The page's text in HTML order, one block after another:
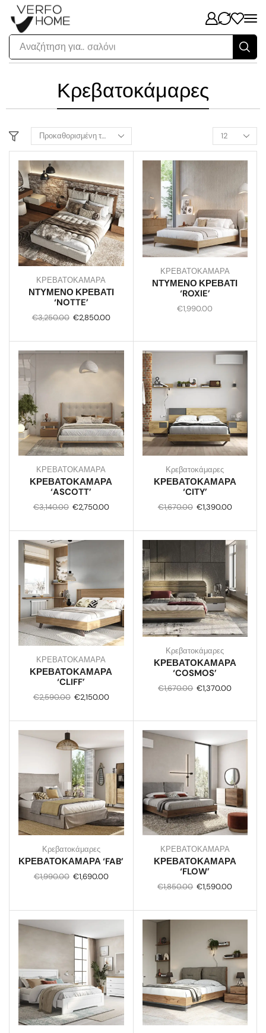
Αναζήτηση για.. σαλόνι
Κρεβατοκάμαρες
ΚΡΕΒΑΤΟΚΑΜΑΡΑ
ΝΤΥΜΕΝΟ ΚΡΕΒΑΤΙ
‘NOTTE’
€3,250.00 €2,850.00
ΚΡΕΒΑΤΟΚΑΜΑΡΑ
ΝΤΥΜΕΝΟ ΚΡΕΒΑΤΙ
‘ROXIE’
€1,990.00
ΚΡΕΒΑΤΟΚΑΜΑΡΑ
ΚΡΕΒΑΤΟΚΑΜΑΡΑ
‘ASCOTT’
€3,140.00 €2,750.00
Κρεβατοκάμαρες
ΚΡΕΒΑΤΟΚΑΜΑΡΑ
‘CITY’
€1,670.00 €1,390.00
ΚΡΕΒΑΤΟΚΑΜΑΡΑ
ΚΡΕΒΑΤΟΚΑΜΑΡΑ
‘CLIFF’
€2,590.00 €2,150.00
Κρεβατοκάμαρες
ΚΡΕΒΑΤΟΚΑΜΑΡΑ
‘COSMOS’
€1,670.00 €1,370.00
Κρεβατοκάμαρες
ΚΡΕΒΑΤΟΚΑΜΑΡΑ ‘FAB’
€1,990.00 €1,690.00
ΚΡΕΒΑΤΟΚΑΜΑΡΑ
ΚΡΕΒΑΤΟΚΑΜΑΡΑ
‘FLOW’
€1,850.00 €1,590.00